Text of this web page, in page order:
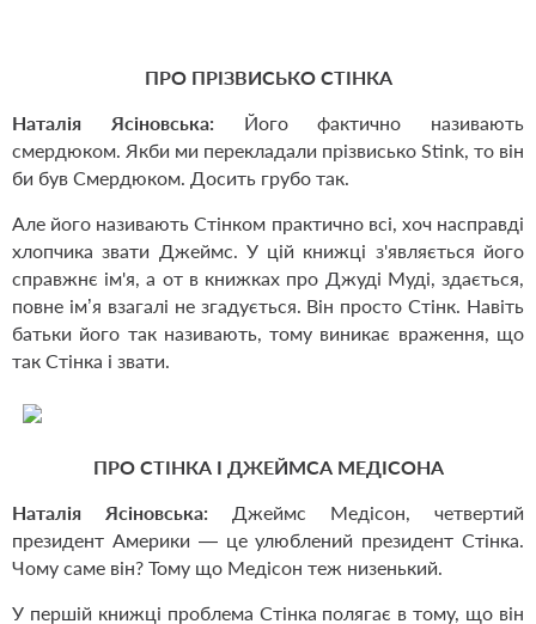
ПРО ПРІЗВИСЬКО СТІНКА
Наталія Ясіновська: Його фактично називають
смердюком. Якби ми перекладали прізвисько Stink, то він
би був Смердюком. Досить грубо так.
Але його називають Стінком практично всі, хоч насправді
хлопчика звати Джеймс. У цій книжці з'являється його
справжнє ім'я, а от в книжках про Джуді Муді, здається,
повне ім’я взагалі не згадується. Він просто Стінк. Навіть
батьки його так називають, тому виникає враження, що
так Стінка і звати.
ПРО СТІНКА І ДЖЕЙМСА МЕДІСОНА
Наталія Ясіновська: Джеймс Медісон, четвертий
президент Америки — це улюблений президент Стінка.
Чому саме він? Тому що Медісон теж низенький.
У першій книжці проблема Стінка полягає в тому, що він